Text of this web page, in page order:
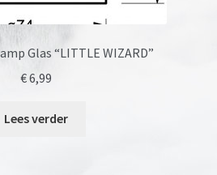
Glas “LITTLE WIZARD”
€6,99
Lees verder